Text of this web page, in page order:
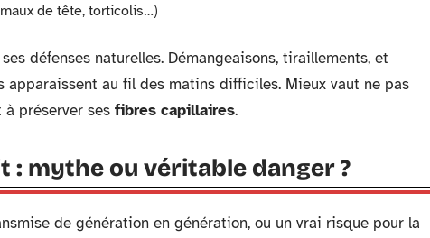
de tête, torticolis…)
défenses naturelles. Démangeaisons, tiraillements, et
au fil des matins difficiles. Mieux vaut ne pas
à préserver ses fibres capillaires.
: mythe ou véritable danger ?
de génération en génération, ou un vrai risque pour la